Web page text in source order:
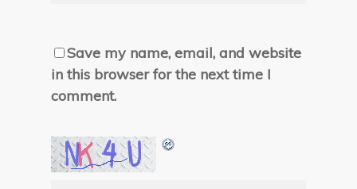
Save my name, email, and website
in this browser for the next time I
comment.